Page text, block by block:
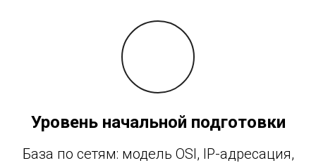
Уровень начальной подготовки
База по сетям: модель OSI, IP-адресация,